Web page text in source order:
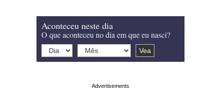
Aconteceu neste dia
O que aconteceu no dia em que eu nasci?